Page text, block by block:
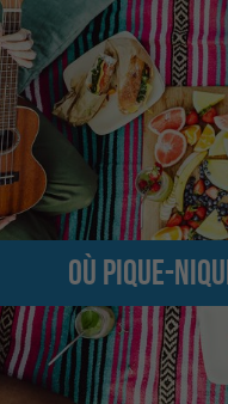
Où pique-